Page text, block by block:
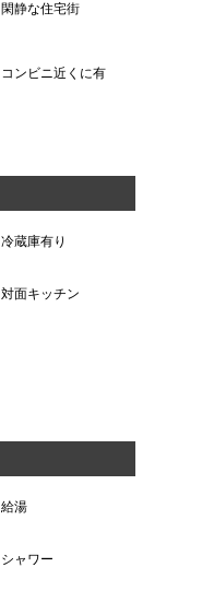
閑静な住宅街
コンビニ近くに有
冷蔵庫有り
対面キッチン
給湯
シャワー